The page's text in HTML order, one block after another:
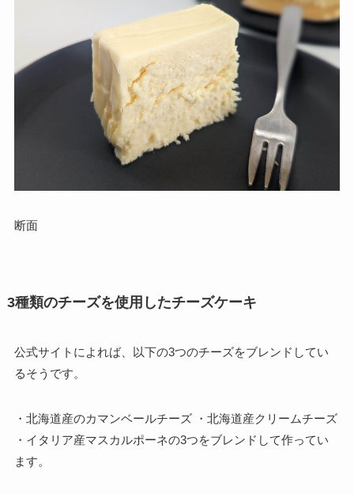
断面
3種類のチーズを使用したチーズケーキ
公式サイトによれば、以下の3つのチーズをブレンドしてい
るそうです。
・北海道産のカマンベールチーズ ・北海道産クリームチーズ
・イタリア産マスカルポーネの3つをブレンドして作ってい
ます。